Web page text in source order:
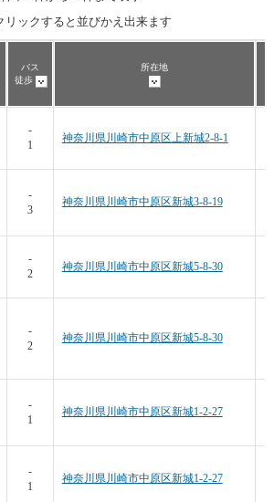
リックすると並びかえ出来ます
バス
徒歩
所在地
-
1
神奈川県川崎市中原区上新城2-8-1
-
3
神奈川県川崎市中原区新城3-8-19
-
2
神奈川県川崎市中原区新城5-8-30
-
2
神奈川県川崎市中原区新城5-8-30
-
1
神奈川県川崎市中原区新城1-2-27
-
1
神奈川県川崎市中原区新城1-2-27